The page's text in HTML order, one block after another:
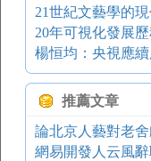
21世紀文藝學的
20年可視化發展
楊恒均：央視應
推薦文章
論北京人藝對老
網易開發人云風